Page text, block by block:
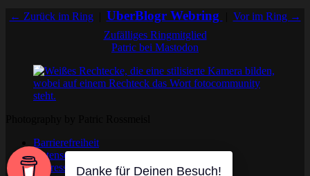
← Zurück im Ring| UberBlogr Webring
Vor im Ring →
Zufälliges Ringmitglied
Patric bei Mastodon
Barrierefreiheit
Datenschutzerklärung
ImpressumDanke für Deinen Besuch!